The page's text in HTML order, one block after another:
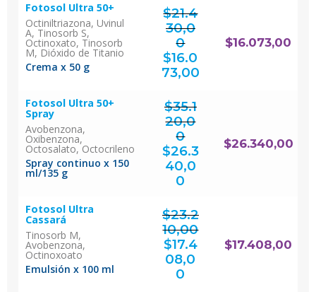
Fotosol Ultra 50+
Octiniltriazona, Uvinul
A, Tinosorb S,
Octinoxato, Tinosorb
M, Dióxido de Titanio
Crema x 50 g
$21.4
30,0
0
El
precio
original
era:
$21.430,00.
$16.0
73,00precio
actual
es:
$16.073,00.
$16.073,00
Fotosol Ultra 50+
Spray
Avobenzona,
Oxibenzona,
Octosalato, Octocrileno
Spray continuo x 150
ml/135 g
$35.1
20,0
0
El
precio
original
era:
$35.120,00.
$26.3
40,0
0El
precio
$26.340,00
Fotosol Ultra
Cassará
Tinosorb M,
Avobenzona,
Octinoxoato
Emulsión x 100 ml
$23.2
10,00
El
precio
original
era:
$23.210,00.
$17.4
08,0
0El
precio
$17.408,00